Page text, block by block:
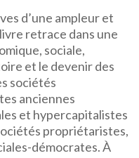
d’une ampleur et
retrace dans une
sociale,
et le devenir des
sociétés
anciennes
et hypercapitalistes
propriétaristes,
démocrates. À